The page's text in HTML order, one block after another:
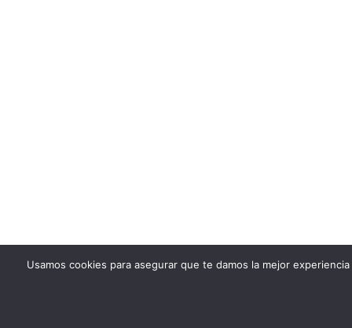
Usamos cookies para asegurar que te damos la mejor